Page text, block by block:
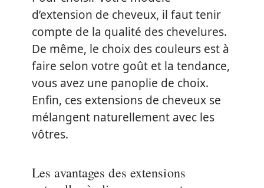
d’extension de cheveux, il faut tenir
compte de la qualité des chevelures.
De même, le choix des couleurs est à
faire selon votre goût et la tendance,
vous avez une panoplie de choix.
Enfin, ces extensions de cheveux se
mélangent naturellement avec les
vôtres.
Les avantages des extensions